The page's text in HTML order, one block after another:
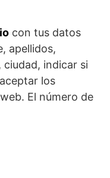
con tus datos
apellidos,
indicar si
los
El número de